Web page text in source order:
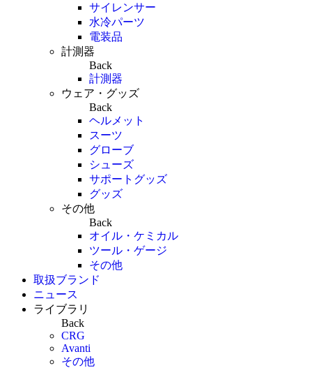
サイレンサー
水冷パーツ
電装品
計測器
Back
計測器
ウェア・グッズ
Back
ヘルメット
スーツ
グローブ
シューズ
サポートグッズ
グッズ
その他
Back
オイル・ケミカル
ツール・ゲージ
その他
取扱ブランド
ニュース
ライブラリ
Back
CRG
Avanti
その他